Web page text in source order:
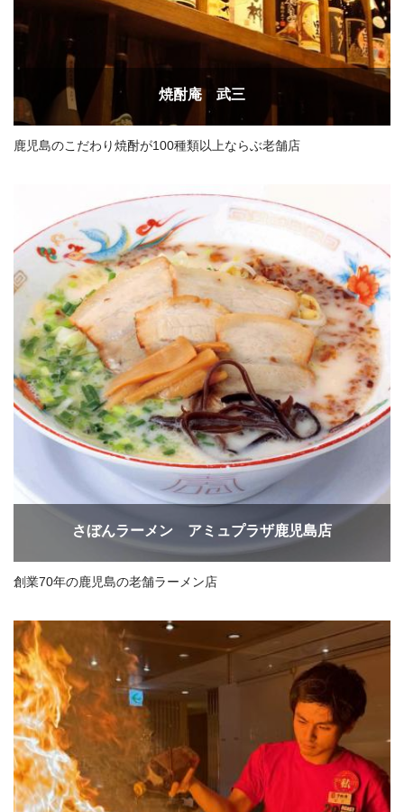
焼酎庵 武三
鹿児島のこだわり焼酎が100種類以上ならぶ老舗店
さぼんラーメン アミュプラザ鹿児島店
創業70年の鹿児島の老舗ラーメン店